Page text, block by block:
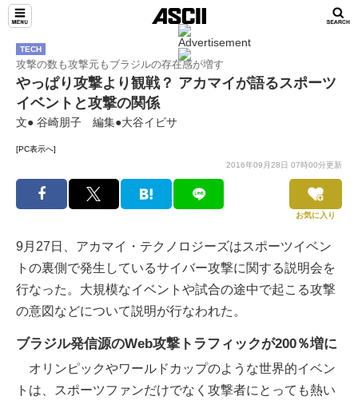
TECH
攻撃の数も攻撃元もブラジルの存在感が増す
やっぱり攻撃より観戦？ アカマイが語るスポーツ
イベントと攻撃の関係
文● 谷崎朋子 編集●大谷イビサ
[PC表示へ]
2016年09月28日 07時00分更新
お気に入り
9月27日、アカマイ・テクノロジーズはスポーツイベン
トの裏側で発生しているサイバー攻撃に関する説明会を
行なった。大規模なイベントや試合の途中で起こる攻撃
の意図などについて説明が行なわれた。
ブラジル発信源のWeb攻撃トラフィックが200％増に
オリンピックやワールドカップのような世界的イベン
トは、スポーツファンだけでなく攻撃者にとっても熱い